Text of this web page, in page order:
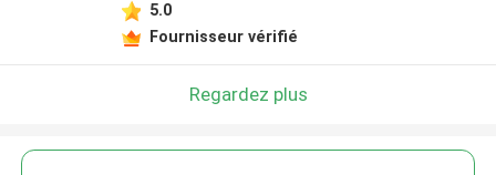
5.0
Fournisseur vérifié
Regardez plus